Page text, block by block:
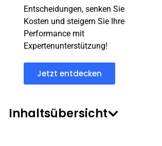
Entscheidungen, senken Sie
Kosten und steigern Sie Ihre
Performance mit
Expertenunterstützung!
Jetzt entdecken
Inhaltsübersicht